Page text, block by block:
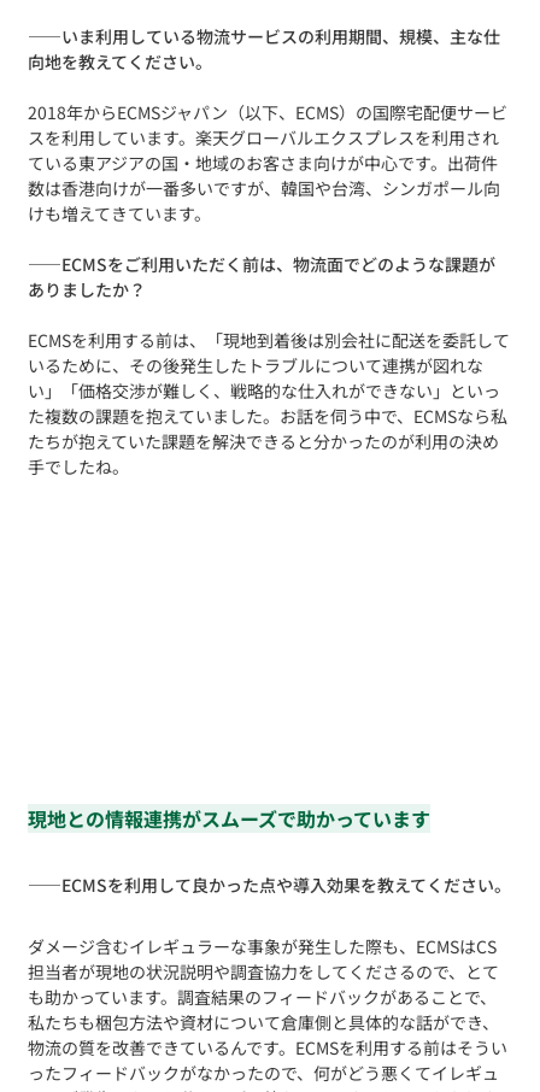
——いま利用している物流サービスの利用期間、規模、主な仕
向地を教えてください。
2018年からECMSジャパン（以下、ECMS）の国際宅配便サービ
スを利用しています。楽天グローバルエクスプレスを利用され
ている東アジアの国・地域のお客さま向けが中心です。出荷件
数は香港向けが一番多いですが、韓国や台湾、シンガポール向
けも増えてきています。
——ECMSをご利用いただく前は、物流面でどのような課題が
ありましたか？
ECMSを利用する前は、「現地到着後は別会社に配送を委託して
いるために、その後発生したトラブルについて連携が図れな
い」「価格交渉が難しく、戦略的な仕入れができない」といっ
た複数の課題を抱えていました。お話を伺う中で、ECMSなら私
たちが抱えていた課題を解決できると分かったのが利用の決め
手でしたね。
現地との情報連携がスムーズで助かっています
——ECMSを利用して良かった点や導入効果を教えてください。
ダメージ含むイレギュラーな事象が発生した際も、ECMSはCS
担当者が現地の状況説明や調査協力をしてくださるので、とて
も助かっています。調査結果のフィードバックがあることで、
私たちも梱包方法や資材について倉庫側と具体的な話ができ、
物流の質を改善できているんです。ECMSを利用する前はそうい
ったフィードバックがなかったので、何がどう悪くてイレギュ